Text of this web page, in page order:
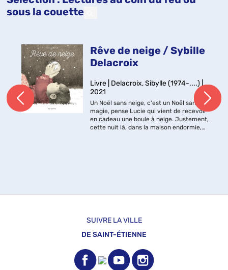
sous la couette
Rêve de neige / Sybille
Delacroix
Livre | Delacroix, Sibylle (1974-....) |
2021
Un Noël sans neige, c'est un Noël sans
magie, pense Lucie qui vient de recevoir
en cadeau une boule à neige. Justement,
cette nuit là, dans la maison endormie,
SUIVRE LA VILLE
DE SAINT-ÉTIENNE